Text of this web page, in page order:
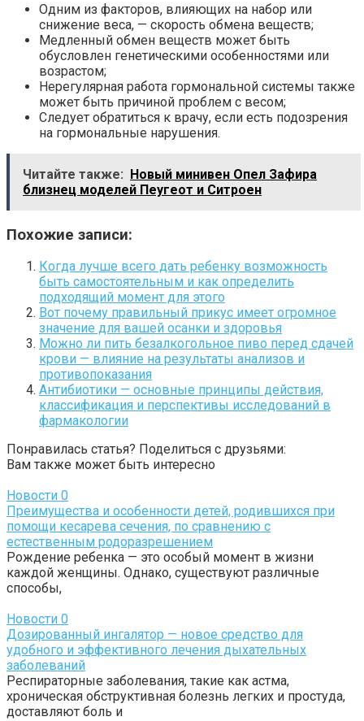
Одним из факторов, влияющих на набор или
снижение веса, — скорость обмена веществ;
Медленный обмен веществ может быть
обусловлен генетическими особенностями или
возрастом;
Нерегулярная работа гормональной системы также
может быть причиной проблем с весом;
Следует обратиться к врачу, если есть подозрения
на гормональные нарушения.
Читайте также: Новый минивен Опел Зафира
близнец моделей Пеугеот и Ситроен
Похожие записи:
Когда лучше всего дать ребенку возможность
быть самостоятельным и как определить
подходящий момент для этого
Вот почему правильный прикус имеет огромное
значение для вашей осанки и здоровья
Можно ли пить безалкогольное пиво перед сдачей
крови — влияние на результаты анализов и
противопоказания
Антибиотики — основные принципы действия,
классификация и перспективы исследований в
фармакологии
Понравилась статья? Поделиться с друзьями:
Вам также может быть интересно
Новости 0
Преимущества и особенности детей, родившихся при
помощи кесарева сечения, по сравнению с
естественным родоразрешением
Рождение ребенка — это особый момент в жизни
каждой женщины. Однако, существуют различные
способы,
Новости 0
Дозированный ингалятор — новое средство для
удобного и эффективного лечения дыхательных
заболеваний
Респираторные заболевания, такие как астма,
хроническая обструктивная болезнь легких и простуда,
доставляют боль и